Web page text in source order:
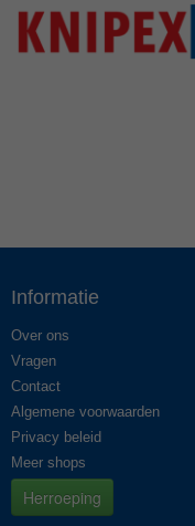
Informatie
Over ons
Vragen
Contact
Algemene voorwaarden
Privacy beleid
Meer shops
Herroeping